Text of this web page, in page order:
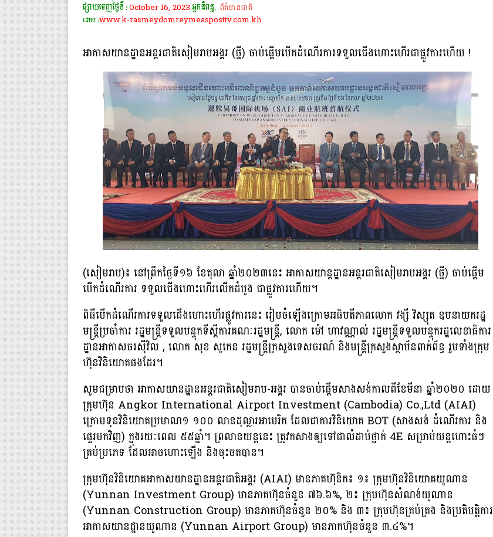
ផ្សាយចេញថ្ងៃទី :October 16, 2023អ្នកនិពន្ធ. ព័ត៌មានជាតិ
ដោយ :www.k-rasmeydomreymeasposttv.com.kh
អាកាសយានដ្ឋានអន្តរជាតិសៀមរាបអង្គរ (ថ្មី) ចាប់ផ្តើមបើកដំណើរការទទួលជើងហោះហើរជាផ្លូវការហើយ !
(សៀមរាប)៖ នៅព្រឹកថ្ងៃទី១៦ ខែតុលា ឆ្នាំ២០២៣នេះ អាកាសយាន្តដ្ឋានអន្តរជាតិសៀមរាបអង្គរ (ថ្មី) ចាប់ផ្តើម
បើកដំណើរការ ទទួលជើងហោះហើរលើកដំបូង ជាផ្លូវការហើយ។
ពិធីបើកដំណើរការទទួលជើងហោះហើរផ្លូវការនេះ រៀបចំឡើងក្រោមអធិបតីភាពលោក វង្សី វិស្សុត ឧបនាយករដ្ឋ
មន្ត្រីប្រចាំការ រដ្ឋមន្ត្រីទទួលបន្ទុកទីស្តីការគណៈរដ្ឋមន្ត្រី, លោក ម៉ៅ ហាវណ្ណាល់ រដ្ឋមន្ត្រីទទួលបន្ទុករដ្ឋលេខាធិការ
ដ្ឋានអាកាសចរស៉ីវិល , លោក សុខ សូកេន រដ្ឋមន្ត្រីក្រសួងទេសចរណ៍ និងមន្ត្រីក្រសួងស្ថាប័នពាក់ព័ន្ធ រួមទាំងក្រុម
ហ៊ុនវិនិយោគផងដែរ។
សូមជម្រាបថា អាកាសយានដ្ឋានអន្តរជាតិសៀមរាប-អង្គរ បានចាប់ផ្តើមសាងសង់កាលពីខែមីនា ឆ្នាំ២០២០ ដោយ
ក្រុមហ៊ុន Angkor International Airport Investment (Cambodia) Co.,Ltd (AIAI)
ក្រោមទុនវិនិយោគប្រមាណ១ ១០០ លានដុល្លារអាមេរិក ដែលជាការវិនិយោគ BOT (សាងសង់ ដំណើរការ និង
ផ្ទេរមកវិញ) ក្នុងរយៈពេល ៥៥ឆ្នាំ។ ព្រលានយន្តនេះ ត្រូវកសាងឲ្យទៅជាលំដាប់ថ្នាក់ 4E សម្រាប់យន្តហោះធំៗ
គ្រប់ប្រភេទ ដែលអាចហោះឡើង និងចុះចតបាន។
ក្រុមហ៊ុនវិនិយោគអាកាសយានដ្ឋានអន្តរជាតិអង្គរ (AIAI) មានភាគហ៊ុនិក៖ ១៖ ក្រុមហ៊ុនវិនិយោគយូណាន
(Yunnan Investment Group) មានភាគហ៊ុនចំនួន ៧៦.៦%, ២៖ ក្រុមហ៊ុនសំណង់យូណាន
(Yunnan Construction Group) មានភាគហ៊ុនចំនួន ២០% និង ៣៖ ក្រុមហ៊ុនគ្រប់គ្រង និងប្រតិបត្តិការ
អាកាសយានដ្ឋានយូណាន (Yunnan Airport Group) មានភាគហ៊ុនចំនួន ៣.៤%។